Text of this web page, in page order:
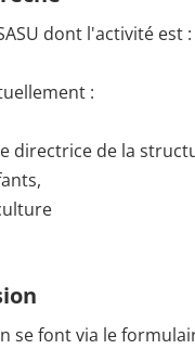
dont l'activité est
:
directrice de la
se font via le